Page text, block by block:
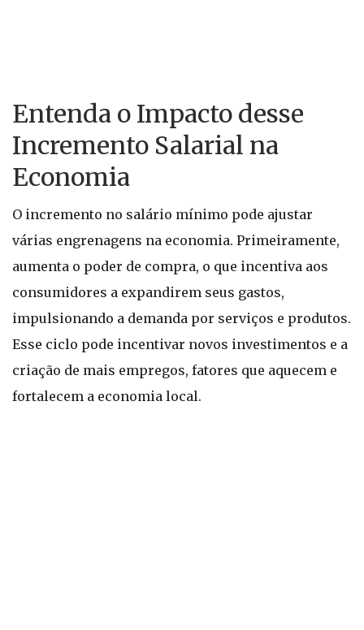
Entenda o Impacto desse
Incremento Salarial na
Economia
O incremento no salário mínimo pode ajustar
várias engrenagens na economia. Primeiramente,
aumenta o poder de compra, o que incentiva aos
consumidores a expandirem seus gastos,
impulsionando a demanda por serviços e produtos.
Esse ciclo pode incentivar novos investimentos e a
criação de mais empregos, fatores que aquecem e
fortalecem a economia local.